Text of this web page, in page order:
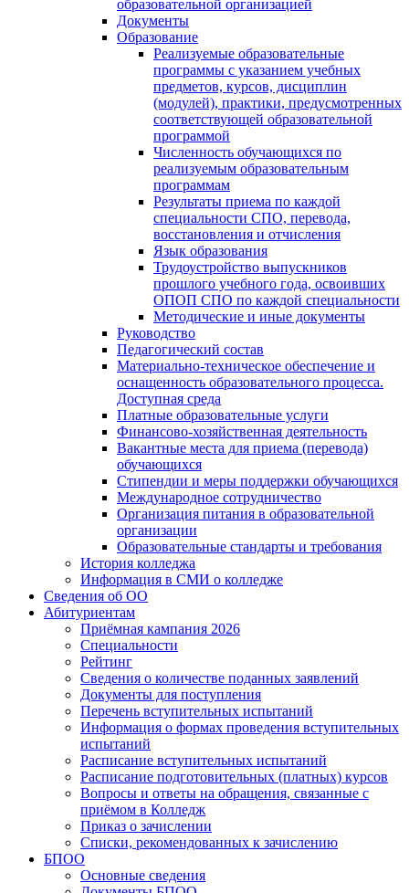
образовательной организацией
Документы
Образование
Реализуемые образовательные
программы с указанием учебных
предметов, курсов, дисциплин
(модулей), практики, предусмотренных
соответствующей образовательной
программой
Численность обучающихся по
реализуемым образовательным
программам
Результаты приема по каждой
специальности СПО, перевода,
восстановления и отчисления
Язык образования
Трудоустройство выпускников
прошлого учебного года, освоивших
ОПОП СПО по каждой специальности
Методические и иные документы
Руководство
Педагогический состав
Материально-техническое обеспечение и
оснащенность образовательного процесса.
Доступная среда
Платные образовательные услуги
Финансово-хозяйственная деятельность
Вакантные места для приема (перевода)
обучающихся
Стипендии и меры поддержки обучающихся
Международное сотрудничество
Организация питания в образовательной
организации
Образовательные стандарты и требования
История колледжа
Информация в СМИ о колледже
Сведения об ОО
Абитуриентам
Приёмная кампания 2026
Специальности
Рейтинг
Сведения о количестве поданных заявлений
Документы для поступления
Перечень вступительных испытаний
Информация о формах проведения вступительных
испытаний
Расписание вступительных испытаний
Расписание подготовительных (платных) курсов
Вопросы и ответы на обращения, связанные с
приёмом в Колледж
Приказ о зачислении
Списки, рекомендованных к зачислению
БПОО
Основные сведения